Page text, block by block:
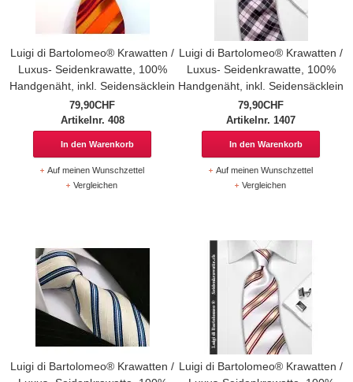
Luigi di Bartolomeo® Krawatten /
Luxus- Seidenkrawatte, 100%
Handgenäht, inkl. Seidensäcklein
79,90CHF
Artikelnr. 408
In den Warenkorb
Auf meinen Wunschzettel
Vergleichen
Luigi di Bartolomeo® Krawatten /
Luxus- Seidenkrawatte, 100%
Handgenäht, inkl. Seidensäcklein
79,90CHF
Artikelnr. 1407
In den Warenkorb
Auf meinen Wunschzettel
Vergleichen
Luigi di Bartolomeo® Krawatten / Luigi di Bartolomeo® Krawatten /